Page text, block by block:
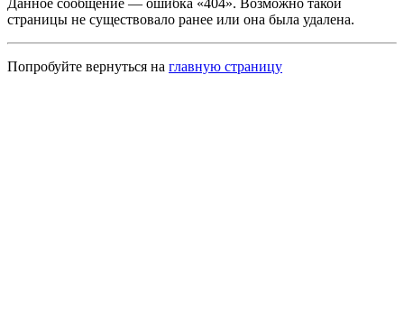
страницы не существовало ранее или она была удалена.
Попробуйте вернуться на главную страницу